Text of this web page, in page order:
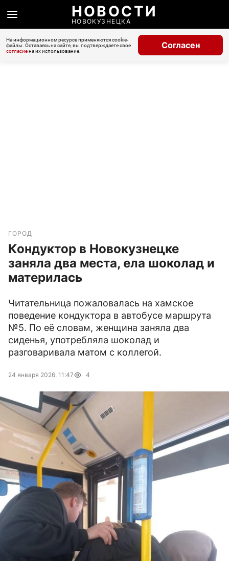
НОВОСТИ
НОВОКУЗНЕЦКА
На информационном ресурсе применяются cookie-
файлы. Оставаясь на сайте, вы подтверждаете свое
согласиена их использование.
Согласен
ГОРОД
Кондуктор в Новокузнецке
заняла два места, ела шоколад и
материлась
Читательница пожаловалась на хамское
поведение кондуктора в автобусе маршрута
№5. По её словам, женщина заняла два
сиденья, употребляла шоколад и
разговаривала матом с коллегой.
24 января 2026, 11:47 4